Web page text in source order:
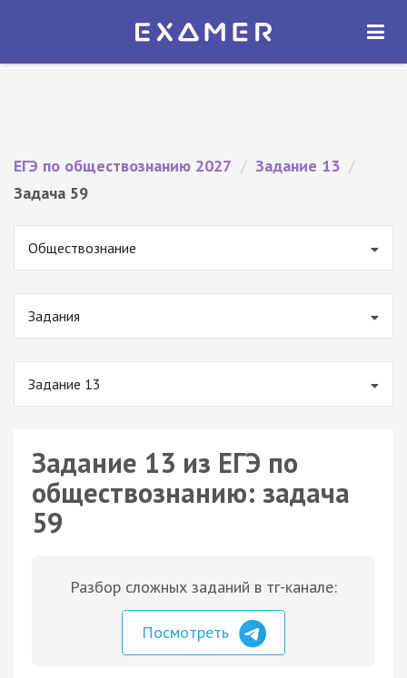
Экзамер — ЕГЭ 2027
ОТКРЫТЬ
ЕГЭ по обществознанию 2027 / Задание 13 /
Задача 59
Обществознание
Задания
Задание 13
Задание 13 из ЕГЭ по
обществознанию: задача
59
Разбор сложных заданий в тг-канале:
Посмотреть